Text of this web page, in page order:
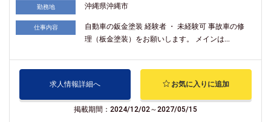
勤務地 沖縄県沖縄市
仕事内容
自動車の鈑金塗装 経験者 ・ 未経験可 事故車の修
理（板金塗装）をお願いします。 メインは...
求人情報詳細へ お気に入りに追加
掲載期間：2024/12/02～2027/05/15